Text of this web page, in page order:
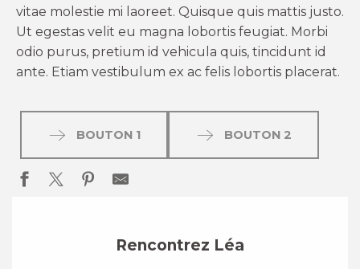
vitae molestie mi laoreet. Quisque quis mattis justo.
Ut egestas velit eu magna lobortis feugiat. Morbi
odio purus, pretium id vehicula quis, tincidunt id
ante. Etiam vestibulum ex ac felis lobortis placerat.
BOUTON 1 BOUTON 2
Rencontrez Léa